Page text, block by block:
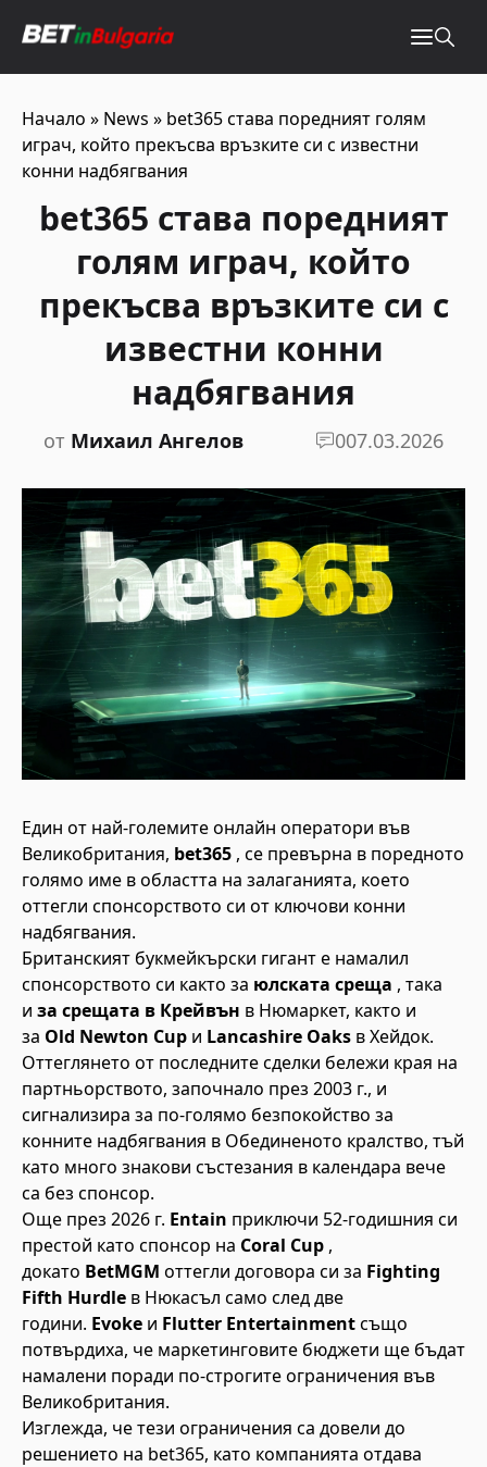
Начало » News » bet365 става поредният голям
играч, който прекъсва връзките си с известни
конни надбягвания
bet365 става поредният
голям играч, който
прекъсва връзките си с
известни конни
надбягвания
от Михаил Ангелов 007.03.2026
Един от най-големите онлайн оператори във
Великобритания, bet365 , се превърна в поредното
голямо име в областта на залаганията, което
оттегли спонсорството си от ключови конни
надбягвания.
Британският букмейкърски гигант е намалил
спонсорството си както за юлската среща , така
и за срещата в Крейвън в Нюмаркет, както и
за Old Newton Cup и Lancashire Oaks в Хейдок.
Оттеглянето от последните сделки бележи края на
партньорството, започнало през 2003 г., и
сигнализира за по-голямо безпокойство за
конните надбягвания в Обединеното кралство, тъй
като много знакови състезания в календара вече
са без спонсор.
Още през 2026 г. Entain приключи 52-годишния си
престой като спонсор на Coral Cup ,
докато BetMGM оттегли договора си за Fighting
Fifth Hurdle в Нюкасъл само след две
години. Evoke и Flutter Entertainmentсъщо
потвърдиха, че маркетинговите бюджети ще бъдат
намалени поради по-строгите ограничения във
Великобритания.
Изглежда, че тези ограничения са довели до
решението на bet365, като компанията отдава